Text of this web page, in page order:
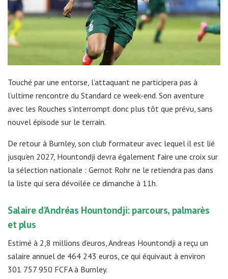
Touché par une entorse, l’attaquant ne participera pas à
l’ultime rencontre du Standard ce week-end. Son aventure
avec les Rouches s’interrompt donc plus tôt que prévu, sans
nouvel épisode sur le terrain.
De retour à Burnley, son club formateur avec lequel il est lié
jusqu’en 2027, Hountondji devra également faire une croix sur
la sélection nationale : Gernot Rohr ne le retiendra pas dans
la liste qui sera dévoilée ce dimanche à 11h.
Salaire d’Andréas Hountondji: parcours, palmarès
et plus
Estimé à 2,8 millions d’euros, Andreas Hountondji a reçu un
salaire annuel de 464 243 euros, ce qui équivaut à environ
301 757 950 FCFA à Burnley.